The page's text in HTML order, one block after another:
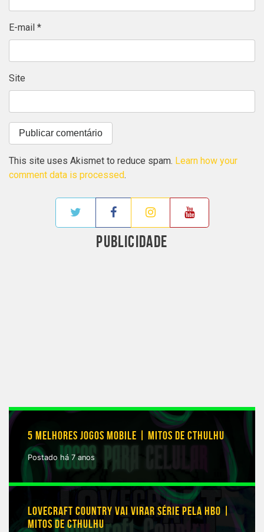
E-mail *
Site
This site uses Akismet to reduce spam. Learn how your
comment data is processed.
PUBLICIDADE
5 MELHORES JOGOS MOBILE | MITOS DE CTHULHU
Postado há 7 anos
LOVECRAFT COUNTRY VAI VIRAR SÉRIE PELA HBO |
MITOS DE CTHULHU